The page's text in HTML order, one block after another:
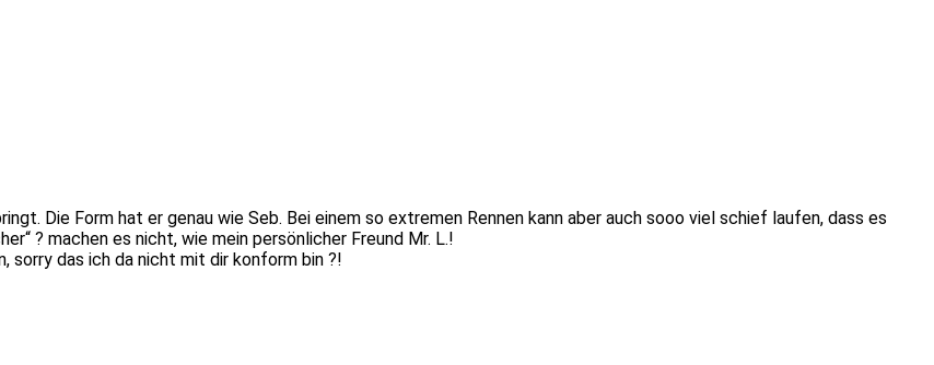
Die Form hat er genau wie Seb. Bei einem so extremen Rennen kann aber auch sooo viel schief laufen, dass es
? machen es nicht, wie mein persönlicher Freund Mr. L.!
sorry das ich da nicht mit dir konform bin ?!